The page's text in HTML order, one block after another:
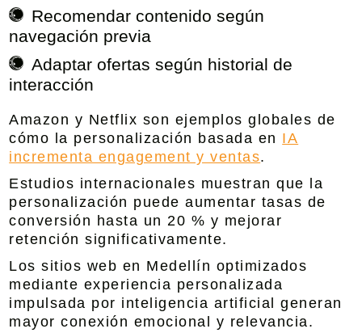
Recomendar contenido según
navegación previa
Adaptar ofertas según historial de
interacción
Amazon y Netflix son ejemplos globales de
cómo la personalización basada en IA
incrementa engagement y ventas.
Estudios internacionales muestran que la
personalización puede aumentar tasas de
conversión hasta un 20 % y mejorar
retención significativamente.
Los sitios web en Medellín optimizados
mediante experiencia personalizada
impulsada por inteligencia artificial generan
mayor conexión emocional y relevancia.